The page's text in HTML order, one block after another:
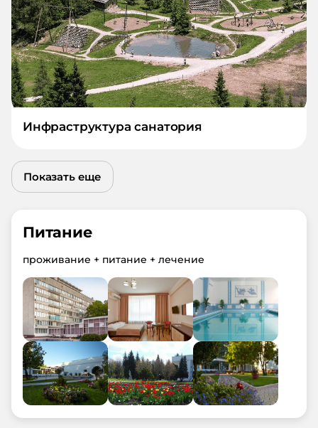
Инфраструктура санатория
Показать еще
Питание
проживание + питание + лечение